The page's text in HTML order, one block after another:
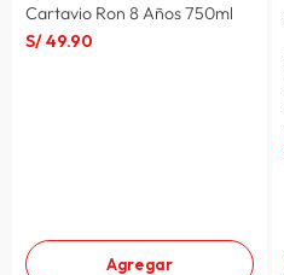
Cartavio Ron 8 Años 750ml
S/49.90
Agregar